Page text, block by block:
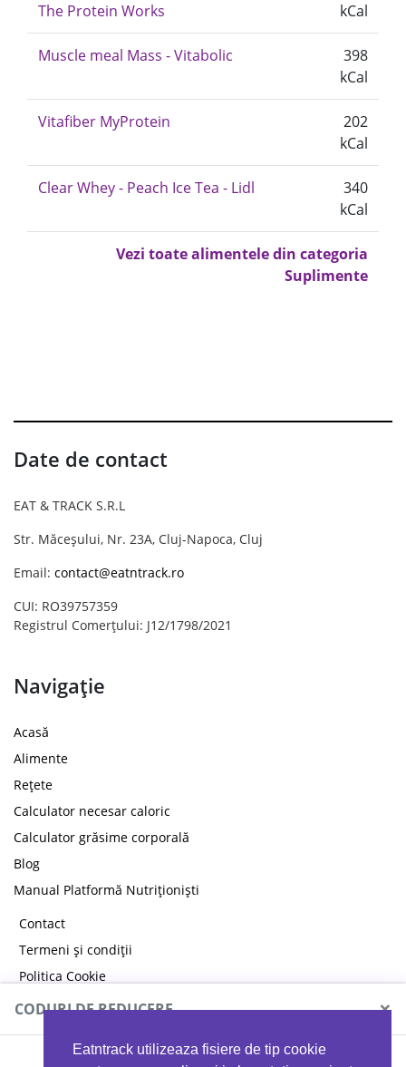
Eatntrack utilizeaza fisiere de tip cookie
The Protein Works
kCal
Muscle meal Mass - Vitabolic
398
kCal
Vitafiber MyProtein
202
kCal
Clear Whey - Peach Ice Tea - Lidl
340
kCal
Vezi toate alimentele din categoria
Suplimente
Date de contact
EAT & TRACK S.R.L
Str. Măceșului, Nr. 23A, Cluj-Napoca, Cluj
Email: contact@eatntrack.ro
CUI: RO39757359
Registrul Comerțului: J12/1798/2021
Navigație
Acasă
Alimente
Rețete
Calculator necesar caloric
Calculator grăsime corporală
Blog
Manual Platformă Nutriționiști
Contact
Termeni și condiții
Politica Cookie
Politica de confidențialitate
CODURI DE REDUCERE ×